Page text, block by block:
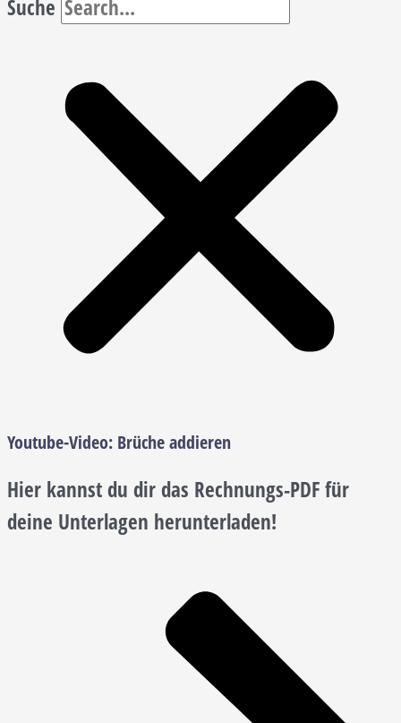
Suche
Youtube-Video: Brüche addieren
Hier kannst du dir das Rechnungs-PDF für
deine Unterlagen herunterladen!